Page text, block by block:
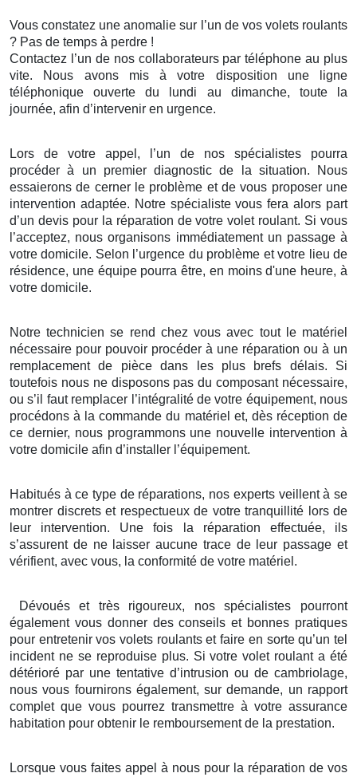
Vous constatez une anomalie sur l’un de vos volets roulants
? Pas de temps à perdre !
Contactez l’un de nos collaborateurs par téléphone au plus
vite. Nous avons mis à votre disposition une ligne
téléphonique ouverte du lundi au dimanche, toute la
journée, afin d’intervenir en urgence.
Lors de votre appel, l’un de nos spécialistes pourra
procéder à un premier diagnostic de la situation. Nous
essaierons de cerner le problème et de vous proposer une
intervention adaptée. Notre spécialiste vous fera alors part
d’un devis pour la réparation de votre volet roulant. Si vous
l’acceptez, nous organisons immédiatement un passage à
votre domicile. Selon l’urgence du problème et votre lieu de
résidence, une équipe pourra être, en moins d'une heure, à
votre domicile.
Notre technicien se rend chez vous avec tout le matériel
nécessaire pour pouvoir procéder à une réparation ou à un
remplacement de pièce dans les plus brefs délais. Si
toutefois nous ne disposons pas du composant nécessaire,
ou s’il faut remplacer l’intégralité de votre équipement, nous
procédons à la commande du matériel et, dès réception de
ce dernier, nous programmons une nouvelle intervention à
votre domicile afin d’installer l’équipement.
Habitués à ce type de réparations, nos experts veillent à se
montrer discrets et respectueux de votre tranquillité lors de
leur intervention. Une fois la réparation effectuée, ils
s’assurent de ne laisser aucune trace de leur passage et
vérifient, avec vous, la conformité de votre matériel.
Dévoués et très rigoureux, nos spécialistes pourront
également vous donner des conseils et bonnes pratiques
pour entretenir vos volets roulants et faire en sorte qu’un tel
incident ne se reproduise plus. Si votre volet roulant a été
détérioré par une tentative d’intrusion ou de cambriolage,
nous vous fournirons également, sur demande, un rapport
complet que vous pourrez transmettre à votre assurance
habitation pour obtenir le remboursement de la prestation.
Lorsque vous faites appel à nous pour la réparation de vos